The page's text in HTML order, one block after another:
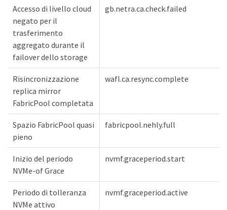
Accesso di livello cloud
negato per il
trasferimento
aggregato durante il
failover dello storage
gb.netra.ca.check.failed
Risincronizzazione
replica mirror
FabricPool completata
wafl.ca.resync.complete
Spazio FabricPool quasi
pieno
fabricpool.nehly.full
Inizio del periodo
NVMe-of Grace
nvmf.graceperiod.start
Periodo di tolleranza
NVMe attivo
nvmf.graceperiod.active